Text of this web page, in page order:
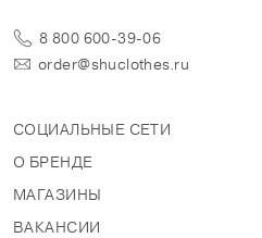
8 800 600-39-06
order@shuclothes.ru
СОЦИАЛЬНЫЕ СЕТИ
О БРЕНДЕ
МАГАЗИНЫ
ВАКАНСИИ